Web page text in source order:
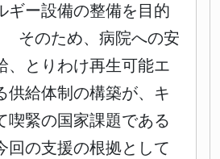
ギー設備の整備を目的
そのため、病院への安
、とりわけ再生可能エ
供給体制の構築が、キ
喫緊の国家課題である
回の支援の根拠として